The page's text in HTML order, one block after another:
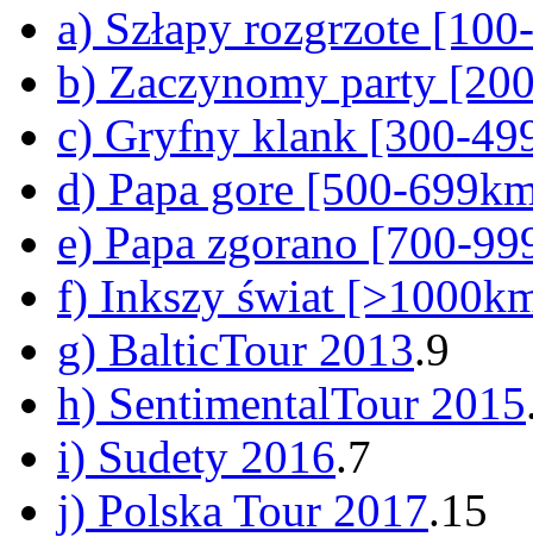
a) Szłapy rozgrzote
b) Zaczynomy party
c) Gryfny klank [300-
d) Papa gore [500-
e) Papa zgorano [700-
f) Inkszy świat
g) BalticTour 2013.9
h) SentimentalTour 2015
i) Sudety 2016.7
j) Polska Tour 2017.15